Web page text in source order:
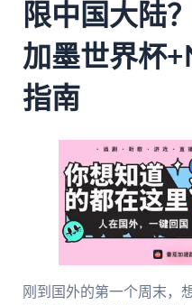
限中国大陆
加墨世界杯
指南
刚到国外的第一个周末，